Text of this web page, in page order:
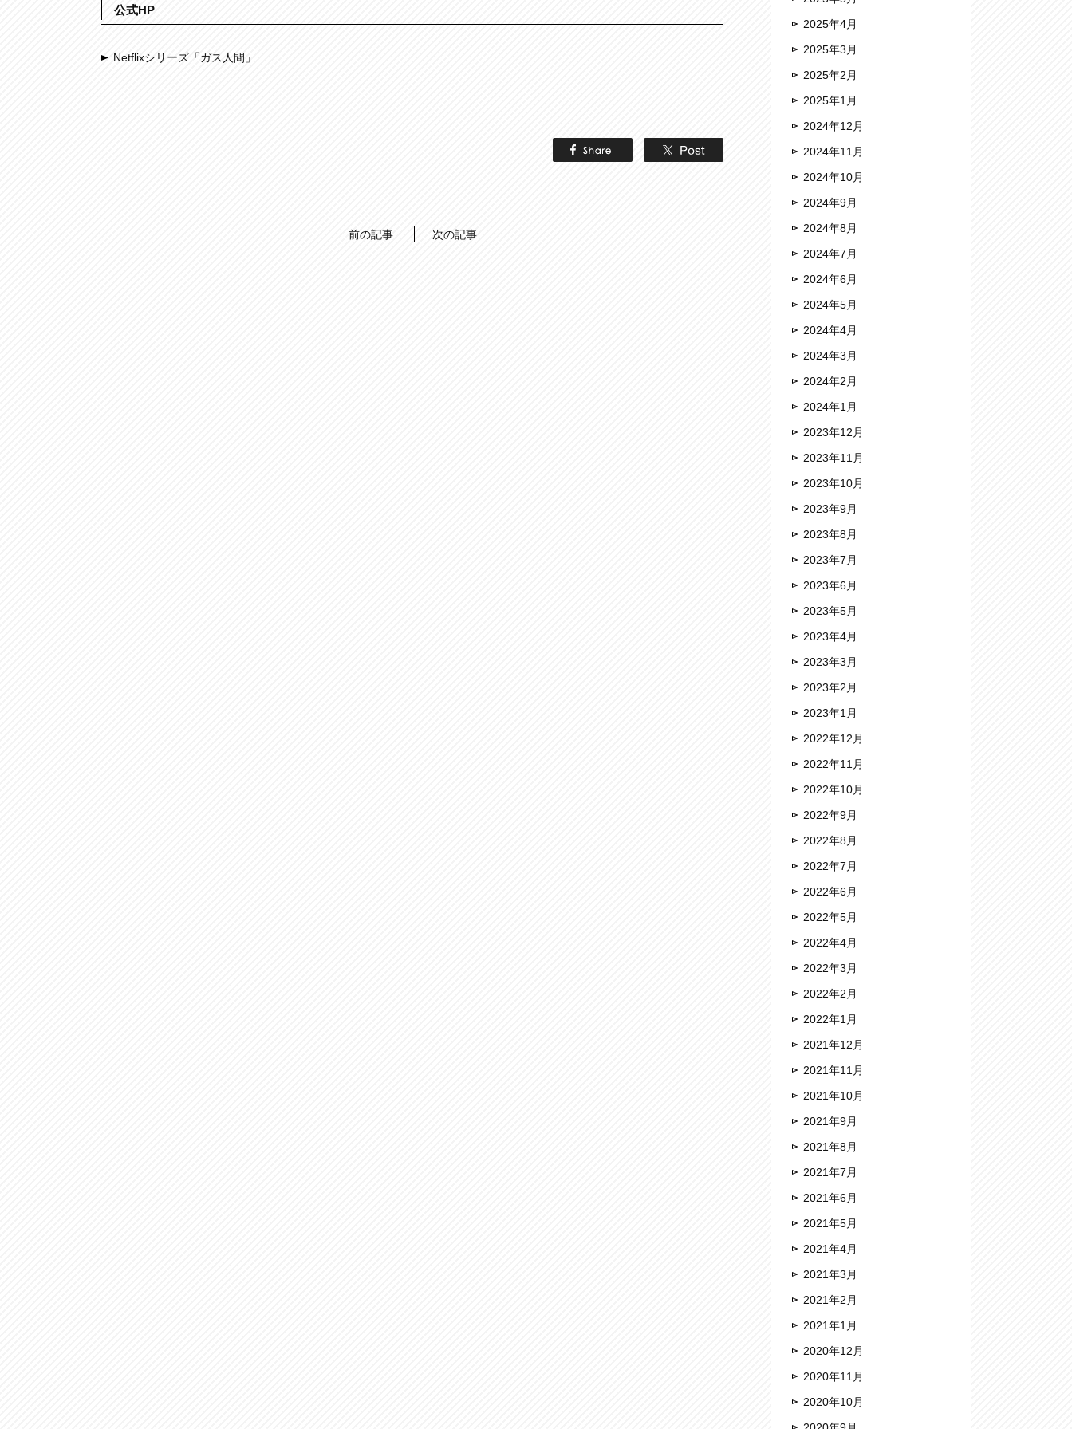
公式HP
Netflixシリーズ「ガス人間」
前の記事 次の記事
2025年4月
2025年3月
2025年2月
2025年1月
2024年12月
2024年11月
2024年10月
2024年9月
2024年8月
2024年7月
2024年6月
2024年5月
2024年4月
2024年3月
2024年2月
2024年1月
2023年12月
2023年11月
2023年10月
2023年9月
2023年8月
2023年7月
2023年6月
2023年5月
2023年4月
2023年3月
2023年2月
2023年1月
2022年12月
2022年11月
2022年10月
2022年9月
2022年8月
2022年7月
2022年6月
2022年5月
2022年4月
2022年3月
2022年2月
2022年1月
2021年12月
2021年11月
2021年10月
2021年9月
2021年8月
2021年7月
2021年6月
2021年5月
2021年4月
2021年3月
2021年2月
2021年1月
2020年12月
2020年11月
2020年10月